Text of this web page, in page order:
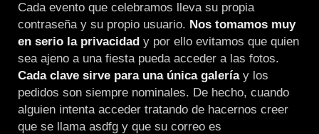
Cada evento que celebramos lleva su propia
contraseña y su propio usuario. Nos tomamos muy
en serio la privacidad y por ello evitamos que quien
sea ajeno a una fiesta pueda acceder a las fotos.
Cada clave sirve para una única galeríay los
pedidos son siempre nominales. De hecho, cuando
alguien intenta acceder tratando de hacernos creer
que se llama asdfg y que su correo es